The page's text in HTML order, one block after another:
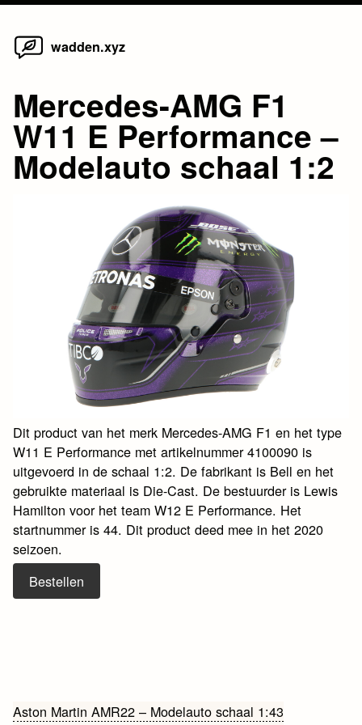
Skip
wadden.xyz
Mercedes-AMG F1
W11 E Performance –
Modelauto schaal 1:2
Dit product van het merk Mercedes-AMG F1 en het type
W11 E Performance met artikelnummer 4100090 is
uitgevoerd in de schaal 1:2. De fabrikant is Bell en het
gebruikte materiaal is Die-Cast. De bestuurder is Lewis
Hamilton voor het team W12 E Performance. Het
startnummer is 44. Dit product deed mee in het 2020
seizoen.
Bestellen
Bericht
Aston Martin AMR22 – Modelauto schaal 1:43